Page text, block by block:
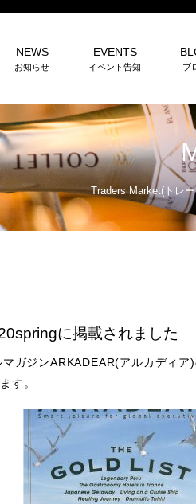
NEWS
お知らせ
EVENTS
イベント告知 ブ
Traders Market(トレ
に掲載されました
ガジンARKADEAR(アルカディア
す。